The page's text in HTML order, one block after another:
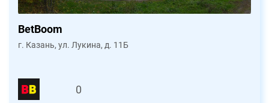
BetBoom
г. Казань, ул. Лукина, д. 11Б
0